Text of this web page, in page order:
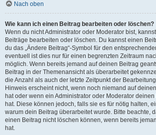
Nach oben
Wie kann ich einen Beitrag bearbeiten oder löschen?
Wenn du nicht Administrator oder Moderator bist,
Beiträge bearbeiten oder löschen. Du kannst einen
du das „Ändere Beitrag“-Symbol für den
eventuell ist dies nur für einen begrenzten Zeitraum
möglich. Wenn bereits jemand auf deinen Beitrag
Beitrag in der Themenansicht als überarbeitet
die Anzahl als auch der letzte Zeitpunkt der
Hinweis erscheint nicht, wenn noch niemand auf
hat oder wenn ein Administrator oder Moderator
hat. Diese können jedoch, falls sie es für nötig halten,
warum dein Beitrag überarbeitet wurde. Bitte beachte,
einen Beitrag nicht löschen können, wenn bereits
hat.